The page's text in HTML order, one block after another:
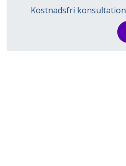
Kostnadsfri